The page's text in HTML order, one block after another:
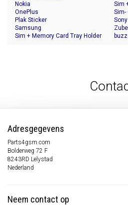
Nokia
OnePlus
Plak Sticker
Samsung
Sim + Memory Card Tray Holder
Sim
Sim-
Sony
Adresgegevens
Parts4gsm.com
Bolderweg 72 F
8243RD Lelystad
Nederland
Neem contact op